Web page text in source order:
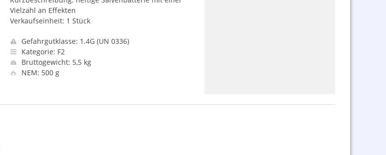
Vielzahl an Effekten
Verkaufseinheit: 1 Stück
Gefahrgutklasse: 1.4G (UN 0336)
Kategorie: F2
Bruttogewicht: 5,5 kg
NEM: 500 g